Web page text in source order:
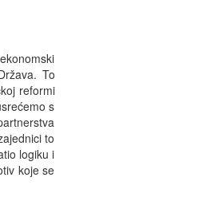
To
reformi
s
to
logiku i
koje se